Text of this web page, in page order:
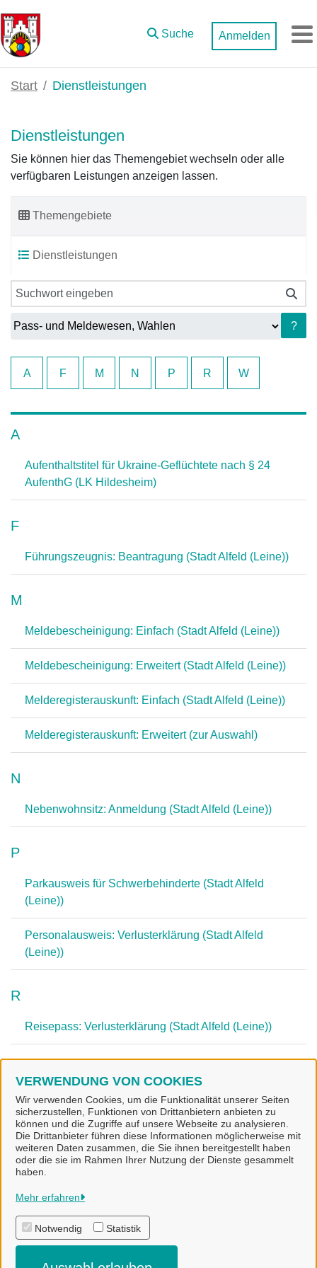
Zum Hauptinhalt springen
VERWENDUNG VON COOKIES
Wir verwenden Cookies, um die Funktionalität unserer Seiten
sicherzustellen, Funktionen von Drittanbietern anbieten zu
können und die Zugriffe auf unsere Webseite zu analysieren.
Die Drittanbieter führen diese Informationen möglicherweise mit
weiteren Daten zusammen, die Sie ihnen bereitgestellt haben
oder die sie im Rahmen Ihrer Nutzung der Dienste gesammelt
haben.
Mehr erfahren
Notwendig Statistik
Suche Anmelden
Start Dienstleistungen
Dienstleistungen
Sie können hier das Themengebiet wechseln oder alle
verfügbaren Leistungen anzeigen lassen.
Themengebiete
Dienstleistungen
?
A F M N P R W
A
Aufenthaltstitel für Ukraine-Geflüchtete nach § 24
AufenthG (LK Hildesheim)
F
Führungszeugnis: Beantragung (Stadt Alfeld (Leine))
M
Meldebescheinigung: Einfach (Stadt Alfeld (Leine))
Meldebescheinigung: Erweitert (Stadt Alfeld (Leine))
Melderegisterauskunft: Einfach (Stadt Alfeld (Leine))
Melderegisterauskunft: Erweitert (zur Auswahl)
N
Nebenwohnsitz: Anmeldung (Stadt Alfeld (Leine))
P
Parkausweis für Schwerbehinderte (Stadt Alfeld
(Leine))
Personalausweis: Verlusterklärung (Stadt Alfeld
(Leine))
R
Reisepass: Verlusterklärung (Stadt Alfeld (Leine))
Wohnsitz: Anmeldung / Ummeldung (Stadt Alfeld
(Leine))
Stadt Alfeld (Leine)
Alle Rechte vorbehalten